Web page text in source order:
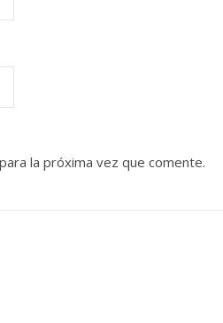
la próxima vez que comente.